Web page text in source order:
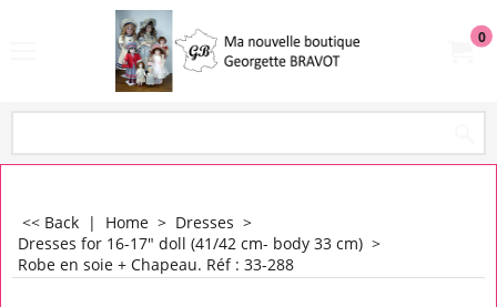
0
<< Back | Home > Dresses >
Dresses for 16-17" doll (41/42 cm- body 33 cm) >
Robe en soie + Chapeau. Réf : 33-288